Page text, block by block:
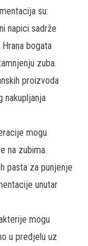
su:
napici sadrže
bogata
zuba.
proizvoda
nakupljanja
mogu
na zubima.
pasta za punjenje
unutar
mogu
u predjelu uz